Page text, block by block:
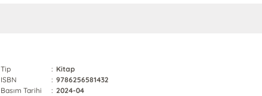
Tip : Kitap
ISBN
: 9786256581432
Basım Tarihi
: 2024-04